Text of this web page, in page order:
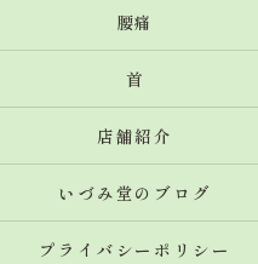
腰痛
首
店舗紹介
いづみ堂のブログ
プライバシーポリシー